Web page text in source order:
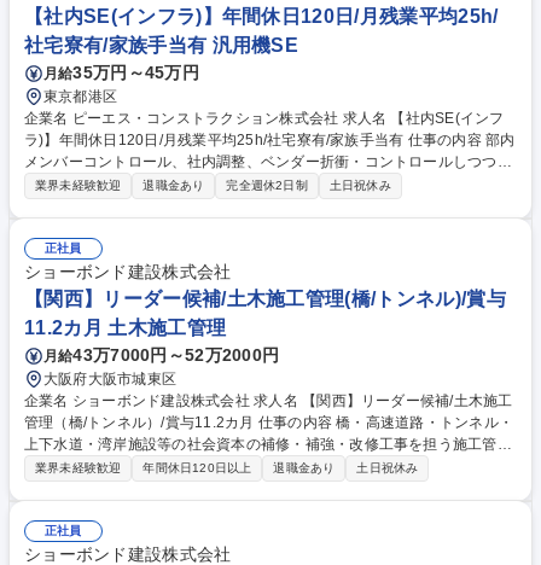
案件が多いため、早くから一つの現場を任され、責任を持って仕事に取り
組むことが可能です。また、施工管理として経験を積んだ後に、設計職へ
キャリアチェンジする方もおります。 募集職種 【関西】第二新卒可/土木
施工管理（橋/トンネル）賞与実績11.2カ月
【社内SE(インフラ)】年間休日120日/月残業平均25h/
社宅寮有/家族手当有 汎用機SE
月給35万円～45万円
東京都港区
企業名 ピーエス・コンストラクション株式会社 求人名 【社内SE(インフ
ラ)】年間休日120日/月残業平均25h/社宅寮有/家族手当有 仕事の内容 部内
メンバーコントロール、社内調整、ベンダー折衝・コントロールしつつ、
社内ネットワーク、ITインフラの企画、設計、運用業務を社内SEとして統
ます。【事業の特徴】PC技術をわが国で初めて工業化した会社です。そ
の技術力は、国内はもとより海外でも高い評価を得ています。【研修につ
いて】中途入社された方についても充実した研修制度を準備しておりま
す。https://www.psmic.co.jp/kaisya/saiyou/requirements/training.html 募
集職種 【社内SE(インフラ)】年間休日120日/月残業平均25h/社宅寮有/家
族手当有
業界未経験歓迎 退職金あり 完全週休2日制 土日祝休み
正社員
ショーボンド建設株式会社
【関西】リーダー候補/土木施工管理(橋/トンネル)/賞与
11.2カ月 土木施工管理
月給43万7000円～52万2000円
大阪府大阪市城東区
企業名 ショーボンド建設株式会社 求人名 【関西】リーダー候補/土木施工
管理（橋/トンネル）/賞与11.2カ月 仕事の内容 橋・高速道路・トンネル・
上下水道・湾岸施設等の社会資本の補修・補強・改修工事を担う施工管理
として、末永く活躍頂ける方を募集しています。【仕事詳細】施工計画作
【工期】小規模で1年、大型で2～4年 ≪補修工事ならではの醍醐味≫新設
工事に比べ小さな案件が多いため、早くから一つの現場を任され、責任を
業界未経験歓迎 年間休日120日以上 退職金あり 土日祝休み
正社員
ショーボンド建設株式会社